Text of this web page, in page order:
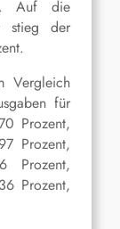
Auf die
stieg der
Vergleich
für
Prozent,
Prozent,
Prozent,
Prozent,